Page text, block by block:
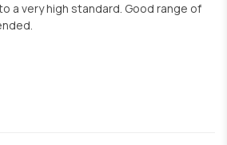
a very high standard. Good range of